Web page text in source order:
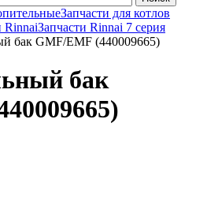
Запчасти для котлов
RinnaiЗапчасти Rinnai 7 серия
бак GMF/EMF (440009665)
бак